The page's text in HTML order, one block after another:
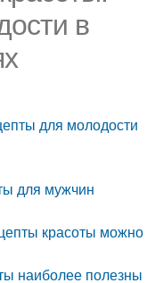
в
для молодости
для мужчин
красоты можно
наиболее полезны